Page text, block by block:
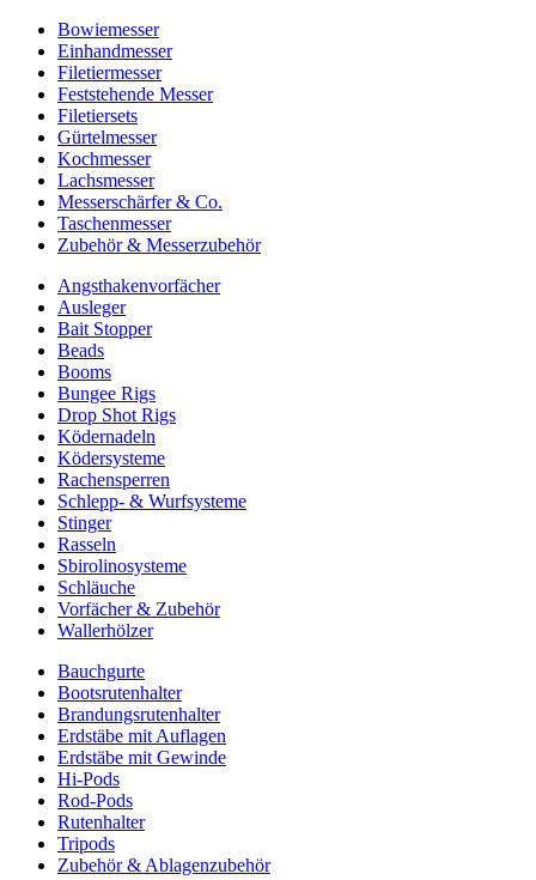
Bowiemesser
Einhandmesser
Filetiermesser
Feststehende Messer
Filetiersets
Gürtelmesser
Kochmesser
Lachsmesser
Messerschärfer & Co.
Taschenmesser
Zubehör & Messerzubehör
Angsthakenvorfächer
Ausleger
Bait Stopper
Beads
Booms
Bungee Rigs
Drop Shot Rigs
Ködernadeln
Ködersysteme
Rachensperren
Schlepp- & Wurfsysteme
Stinger
Rasseln
Sbirolinosysteme
Schläuche
Vorfächer & Zubehör
Wallerhölzer
Bauchgurte
Bootsrutenhalter
Brandungsrutenhalter
Erdstäbe mit Auflagen
Erdstäbe mit Gewinde
Hi-Pods
Rod-Pods
Rutenhalter
Tripods
Zubehör & Ablagenzubehör